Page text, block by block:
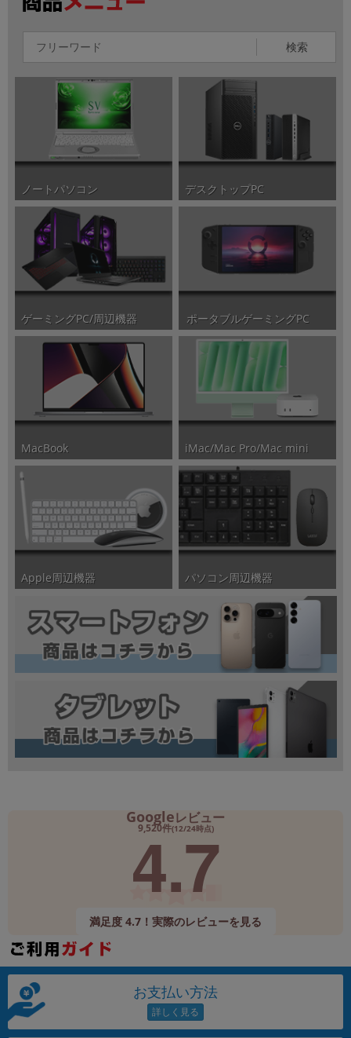
検索
ノートパソコン デスクトップPC
ゲーミングPC/周辺機器 ポータブルゲーミングPC
MacBook iMac/Mac Pro/Mac mini
Apple周辺機器 パソコン周辺機器
Googleレビュー
9,520件(12/24時点)
4.7
満足度 4.7！実際のレビューを見る
お支払い方法